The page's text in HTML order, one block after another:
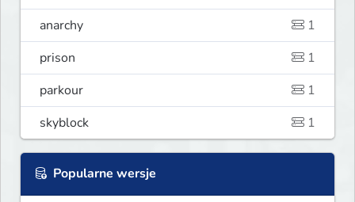
anarchy
1
prison
1
parkour
1
skyblock
1
Popularne wersje